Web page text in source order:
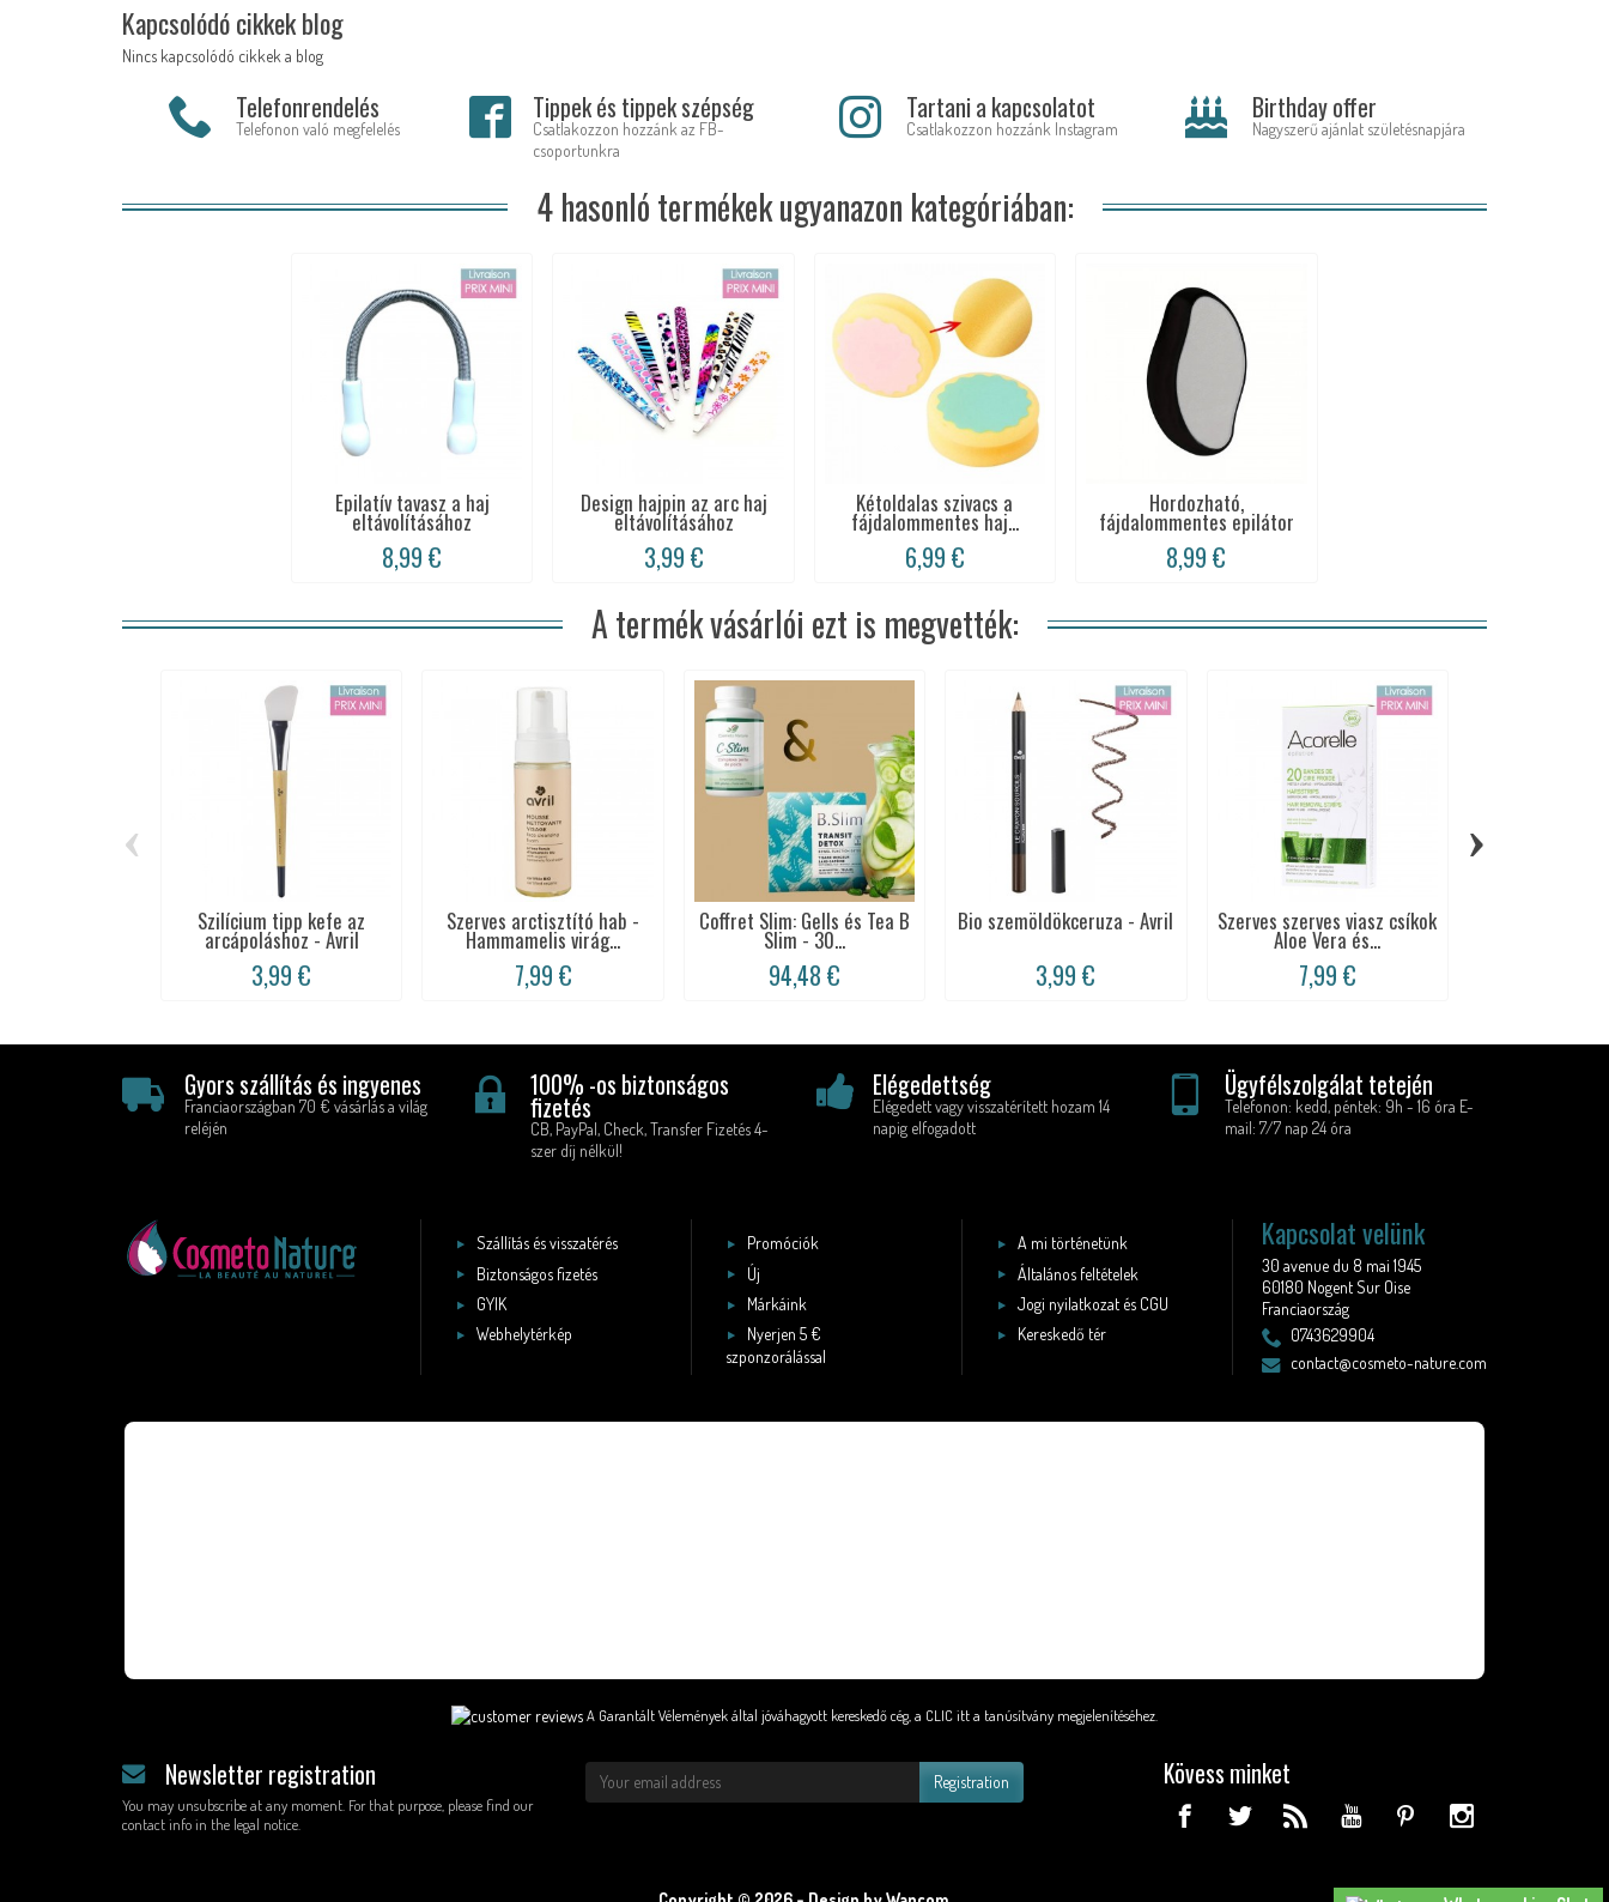
Kapcsolódó cikkek blog
Nincs kapcsolódó cikkek a blog
Telefonrendelés
Telefonon való megfelelés
Tippek és tippek szépség
Csatlakozzon hozzánk az FB-
csoportunkra
Tartani a kapcsolatot
Csatlakozzon hozzánk Instagram
Birthday offer
Nagyszerű ajánlat születésnapjára
4 hasonló termékek ugyanazon kategóriában:
Epilatív tavasz a haj
eltávolításához
8,99 €
Design hajpin az arc haj
eltávolításához
3,99 €
Kétoldalas szivacs a
fájdalommentes haj...
6,99 €
Hordozható,
fájdalommentes epilátor
8,99 €
A termék vásárlói ezt is megvették:
Szilícium tipp kefe az
arcápoláshoz - Avril
3,99 €
Szerves arctisztító hab -
Hammamelis virág...
7,99 €
Coffret Slim: Gells és Tea B
Slim - 30...
94,48 €
Bio szemöldökceruza - Avril
3,99 €
Szerves szerves viasz csíkok
Aloe Vera és...
7,99 €
‹ ›
Gyors szállítás és ingyenes
Franciaországban 70 € vásárlás a világ
reléjén
100% -os biztonságos
fizetés
CB, PayPal, Check, Transfer Fizetés 4-
szer díj nélkül!
Elégedettség
Elégedett vagy visszatérített hozam 14
napig elfogadott
Ügyfélszolgálat tetején
Telefonon: kedd, péntek: 9h - 16 óra E-
mail: 7/7 nap 24 óra
Szállítás és visszatérés
Biztonságos fizetés
GYIK
Webhelytérkép
Promóciók
Új
Márkáink
Nyerjen 5 €
szponzorálással
A mi történetünk
Általános feltételek
Jogi nyilatkozat és CGU
Kereskedő tér
Kapcsolat velünk
30 avenue du 8 mai 1945
60180 Nogent Sur Oise
Franciaország
0743629904
contact@cosmeto-nature.com
A Garantált Vélemények által jóváhagyott kereskedő cég, a CLIC itt a tanúsítvány megjelenítéséhez
Newsletter registration
You may unsubscribe at any moment. For that purpose, please find our
contact info in the legal notice.
Registration Kövess minket